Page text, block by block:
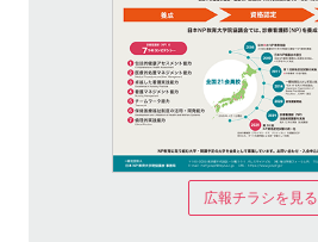
広報チラシを見る